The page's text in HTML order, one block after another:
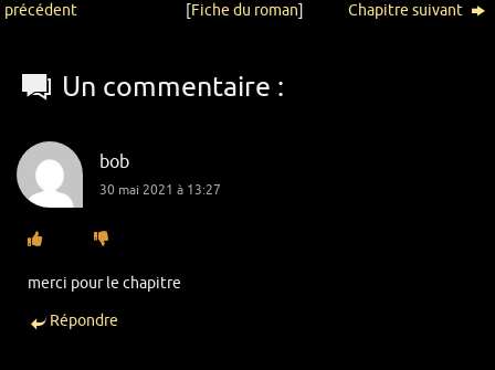
précédent
[Fiche du roman] Chapitre suivant
Un commentaire :
bob
30 mai 2021 à 13:27
merci pour le chapitre
Répondre